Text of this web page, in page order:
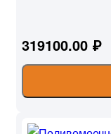
319100.00 ₽